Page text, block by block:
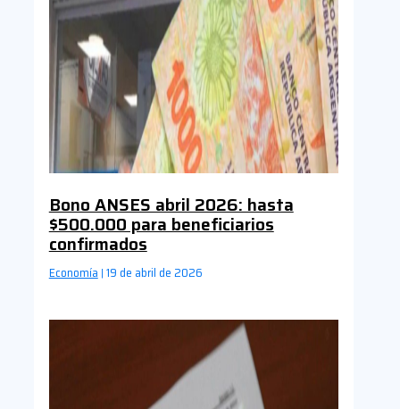
Bono ANSES abril 2026: hasta
$500.000 para beneficiarios
confirmados
Economía | 19 de abril de 2026